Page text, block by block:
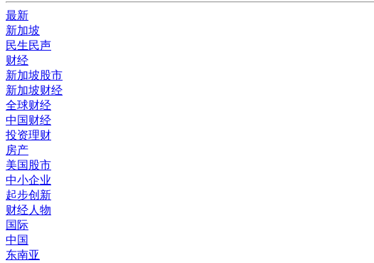
最新
新加坡
民生民声
财经
新加坡股市
新加坡财经
全球财经
中国财经
投资理财
房产
美国股市
中小企业
起步创新
财经人物
国际
中国
东南亚